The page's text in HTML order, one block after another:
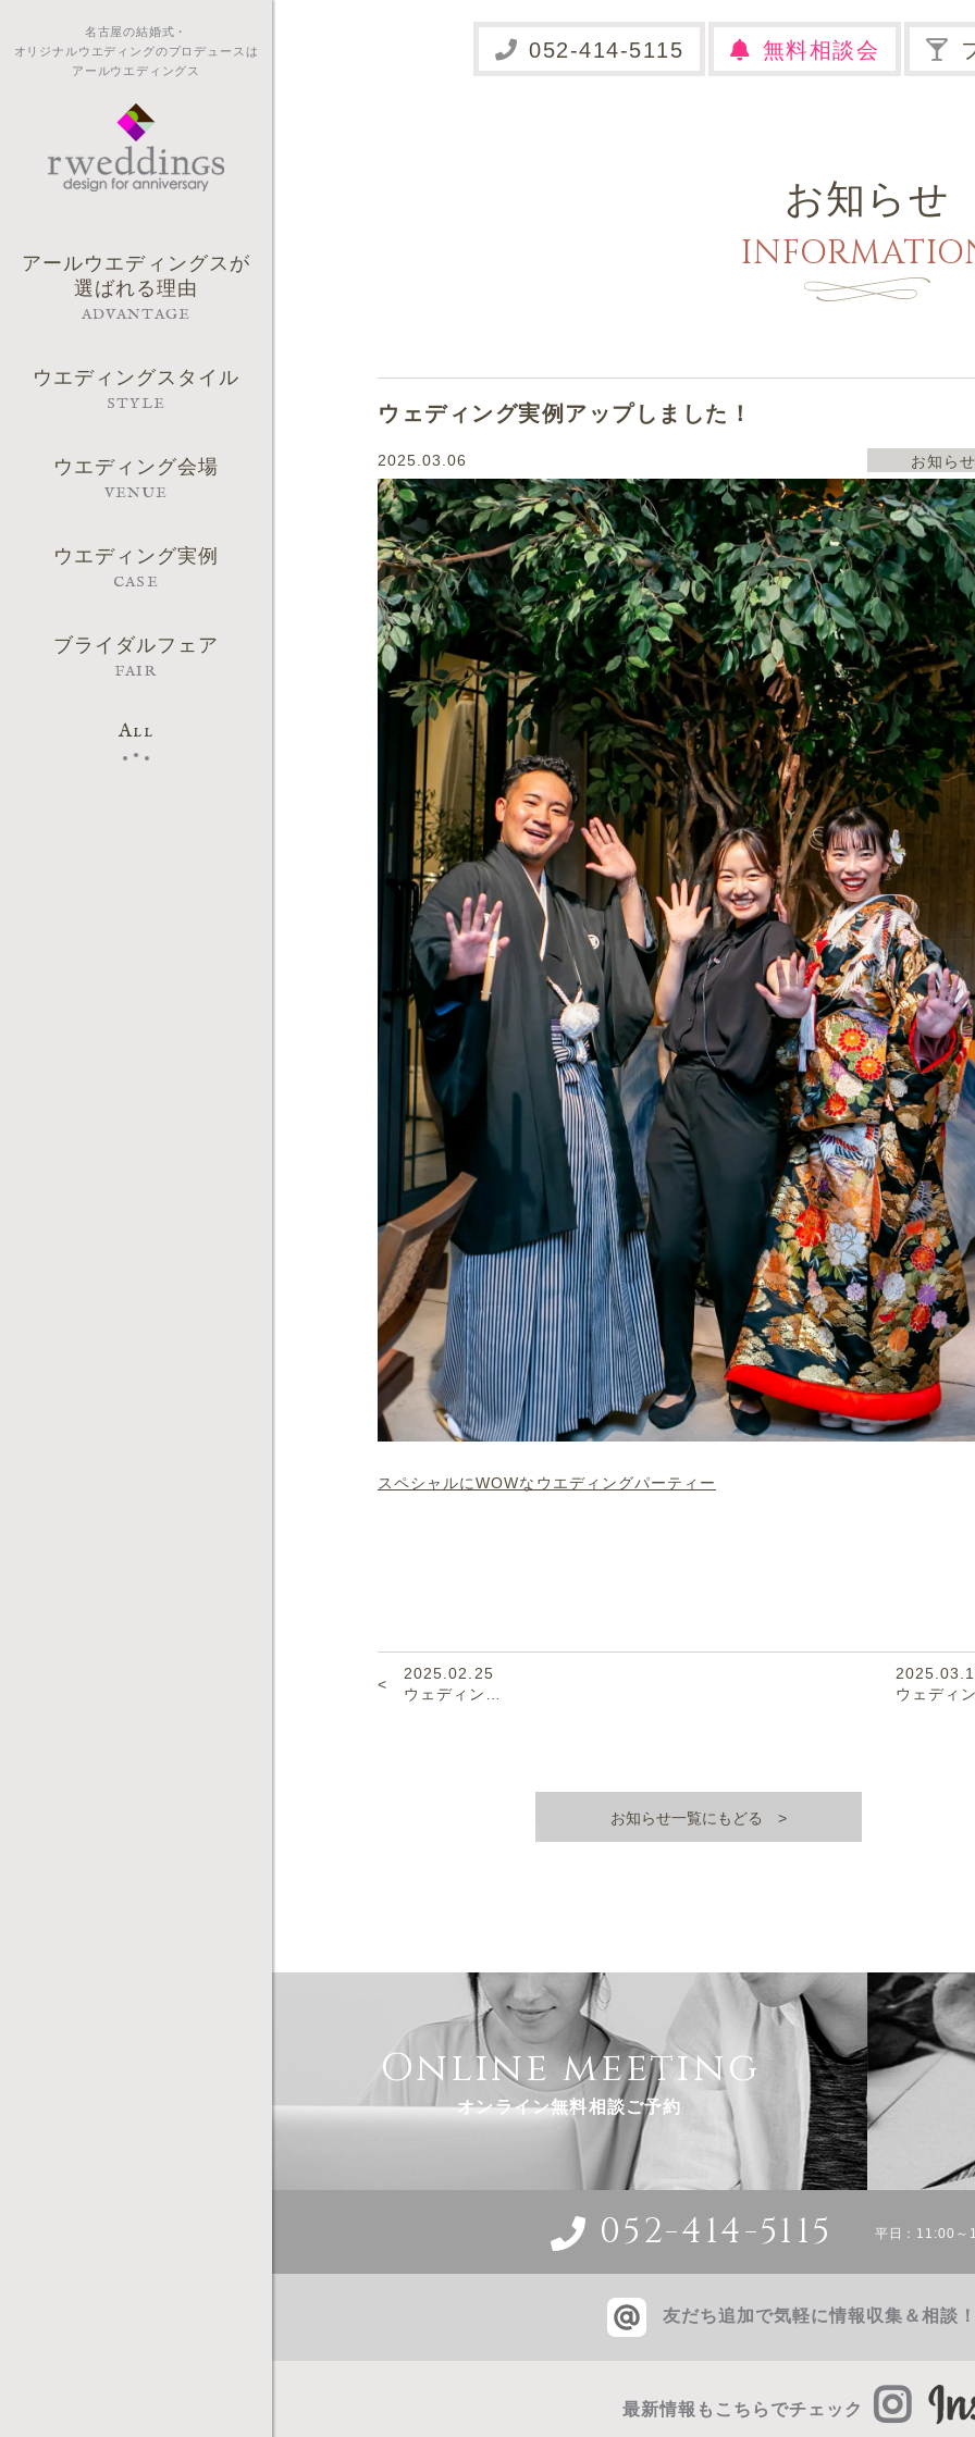
名古屋の結婚式・
オリジナルウエディングのプロデュースは
アールウエディングス
アールウエディングスが
選ばれる理由
ADVANTAGE
ウエディングスタイル
STYLE
ウエディング会場
VENUE
ウエディング実例
CASE
ブライダルフェア
FAIR
All
無料相談会
お知らせ
ウェディング実例アップしました！
2025.03.06 お知らせ
スペシャルにWOWなウエディングパーティー
2025.02.25
ウェディン…
ウェディ
お知らせ一覧にもどる
Online meeting
オンライン無料相談ご予約
052-414-5115 平日：11:00～
友だち追加で気軽に情報収集＆相談！
最新情報もこちらでチェック